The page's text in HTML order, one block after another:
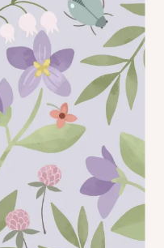
tason
valikko